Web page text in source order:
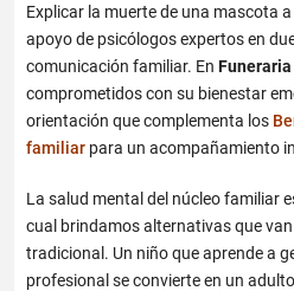
Explicar la muerte de una mascota
apoyo de psicólogos expertos en
comunicación familiar. En
comprometidos con su bienestar
orientación que complementa los
familiar para un acompañamiento
La salud mental del núcleo familiar
cual brindamos alternativas que
tradicional. Un niño que aprende a
profesional se convierte en un